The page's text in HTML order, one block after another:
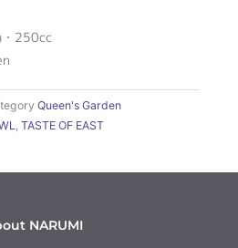
250cc
Queen's Garden
TASTE OF EAST
NARUMI